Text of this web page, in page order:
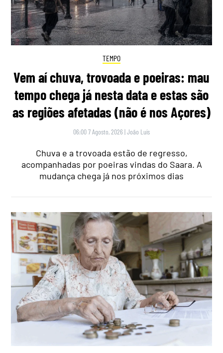
TEMPO
Vem aí chuva, trovoada e poeiras: mau
tempo chega já nesta data e estas são
as regiões afetadas (não é nos Açores)
06:00 7 Agosto, 2026 |João Luís
Chuva e a trovoada estão de regresso,
acompanhadas por poeiras vindas do Saara. A
mudança chega já nos próximos dias